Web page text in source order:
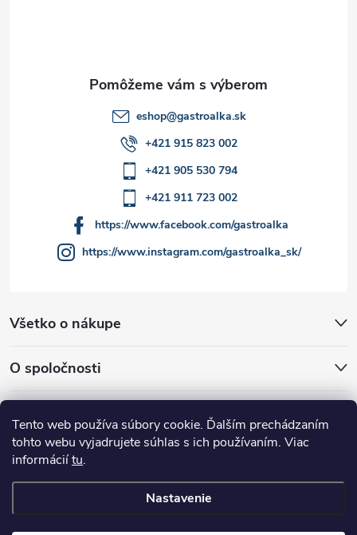
Tento web používa súbory cookie. Ďalším prechádzaním
tohto webu vyjadrujete súhlas s ich používaním. Viac
informáciítu.
Nastavenie
Všetko o nákupe
O spoločnosti
eshop@gastroalka.sk
+421 915 823 002
+421 905 530 794
+421 911 723 002
https://www.facebook.com/gastroalka
https://www.instagram.com/gastroalka_sk/